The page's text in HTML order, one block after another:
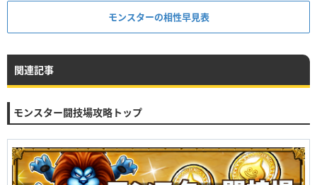
モンスターの相性早見表
関連記事
モンスター闘技場攻略トップ